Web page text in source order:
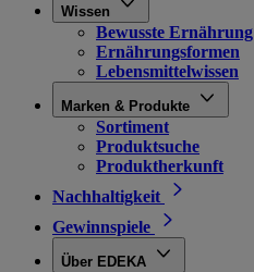
Wissen
Bewusste Ernährung
Ernährungsformen
Lebensmittelwissen
Marken & Produkte
Sortiment
Produktsuche
Produktherkunft
Nachhaltigkeit
Gewinnspiele
Über EDEKA